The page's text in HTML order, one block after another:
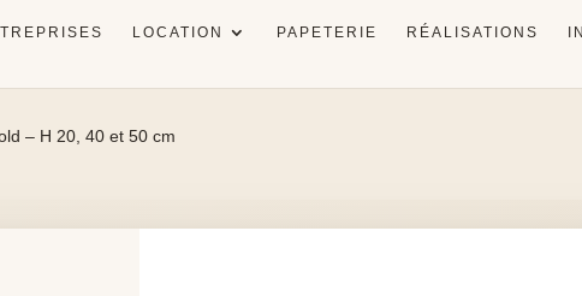
LOCATION PAPETERIE RÉALISATIONS
– H 20, 40 et 50 cm